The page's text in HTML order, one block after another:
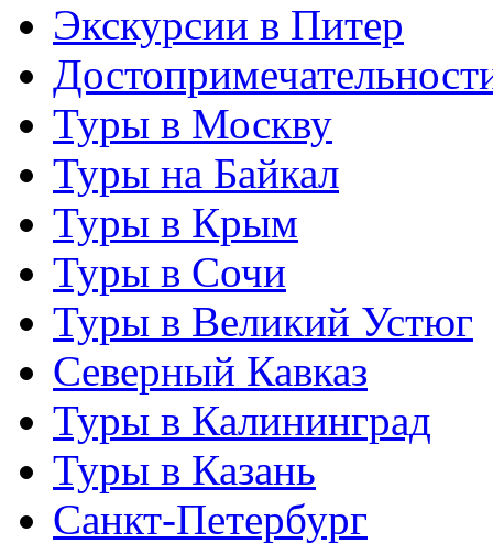
Экскурсии в Питер
Туры в Москву
Туры на Байкал
Туры в Крым
Туры в Сочи
Туры в Великий Устюг
Северный Кавказ
Туры в Калининград
Туры в Казань
Санкт-Петербург